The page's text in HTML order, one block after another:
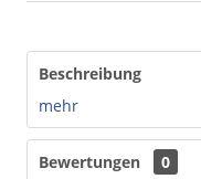
Beschreibung
mehr
Bewertungen
0